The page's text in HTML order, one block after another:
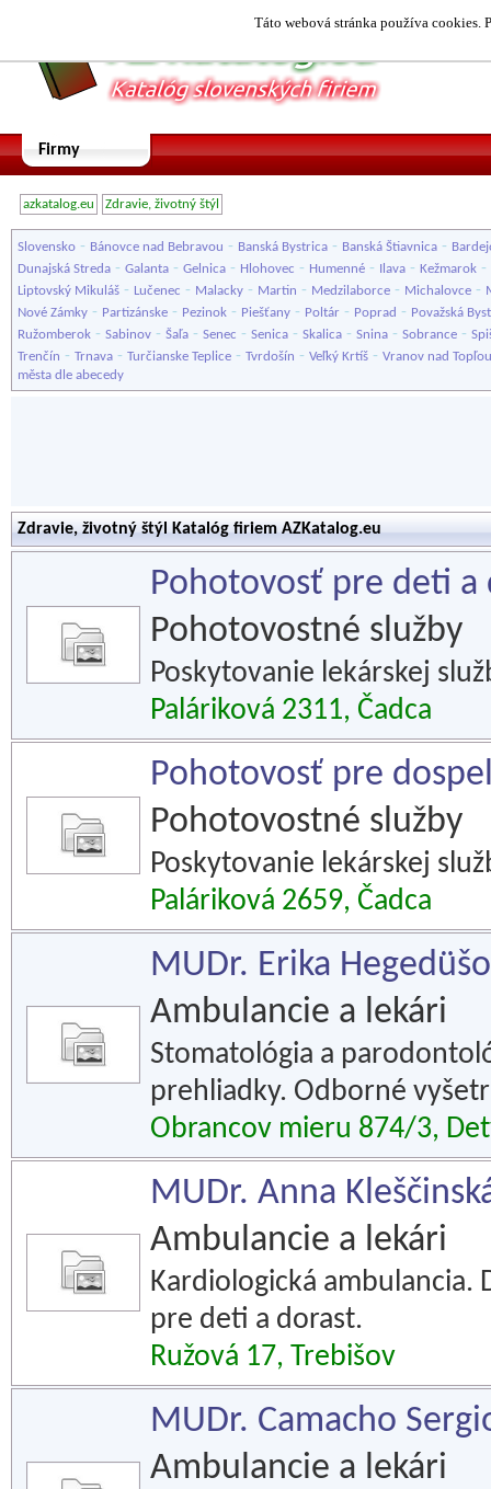
Táto webová stránka používa cookies.
Firmy
azkatalog.eu Zdravie, životný štýl
Slovensko - Bánovce nad Bebravou - Banská Bystrica - Banská Štiavnica -
Dunajská Streda - Galanta - Gelnica - Hlohovec - Humenné - Ilava - Kežmarok -
Liptovský Mikuláš - Lučenec - Malacky - Martin - Medzilaborce - Michalovce -
Nové Zámky - Partizánske - Pezinok - Piešťany - Poltár - Poprad - Považská
Ružomberok - Sabinov - Šaľa - Senec - Senica - Skalica - Snina - Sobrance -
Trenčín - Trnava - Turčianske Teplice - Tvrdošín - Veľký Krtíš - Vranov nad Topľou
města dle abecedy
Zdravie, životný štýl Katalóg firiem AZKatalog.eu
Pohotovosť pre deti a
Pohotovostné služby
Poskytovanie lekárskej
Paláriková 2311, Čadca
Pohotovosť pre
Pohotovostné služby
Poskytovanie lekárskej
Paláriková 2659, Čadca
MUDr. Erika
Ambulancie a lekári
Stomatológia a
prehliadky. Odborné
Obrancov mieru 874/3,
MUDr. Anna
Ambulancie a lekári
Kardiologická ambulancia.
pre deti a dorast.
Ružová 17, Trebišov
MUDr. Camacho
Ambulancie a lekári